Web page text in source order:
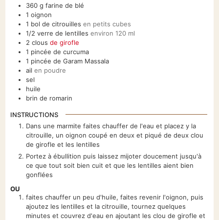
360 g farine de blé
1 oignon
1 bol de citrouillesen petits cubes
1/2 verre de lentilles environ 120 ml
2 clous de girofle
1 pincée de curcuma
1 pincée de Garam Massala
ail en poudre
sel
huile
brin de romarin
INSTRUCTIONS
Dans une marmite faites chauffer de l'eau et placez y la
citrouille, un oignon coupé en deux et piqué de deux clou
de girofle et les lentilles
Portez à ébullition puis laissez mijoter doucement jusqu'à
ce que tout soit bien cuit et que les lentilles aient bien
gonflées
OU
faites chauffer un peu d'huile, faites revenir l'oignon, puis
ajoutez les lentilles et la citrouille, tournez quelques
minutes et couvrez d'eau en ajoutant les clou de girofle et